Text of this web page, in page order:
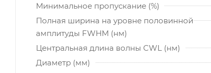
Минимальное пропускание (%)
Полная ширина на уровне половинной
амплитуды FWHM (нм)
Центральная длина волны CWL (нм)
Диаметр (мм)